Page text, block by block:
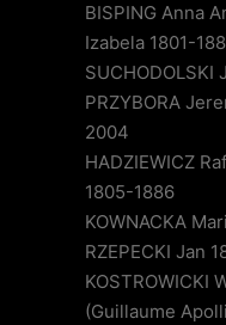
BISPING Anna
Izabela 1801-
SUCHODOLSKI
PRZYBORA
2004
HADZIEWICZ
1805-1886
KOWNACKA
RZEPECKI Jan
KOSTROWICKI
(Guillaume